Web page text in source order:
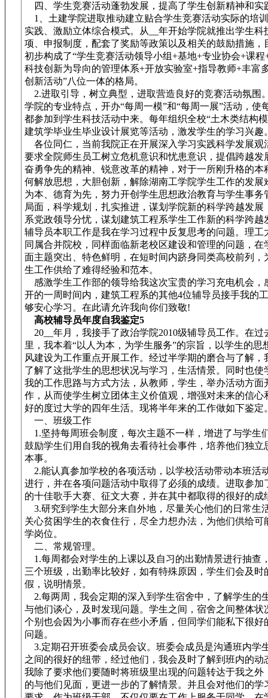
四、学生竞赛活动蓬勃发展，提高了学生创新精神和实
1、土建学院进取推动建立贴合学生竞赛活动实际的培
实践、激励立体综合模式。从__年开始学院就推出学生科
项、申报制度，配套了奖励等政策以及相关的鼓励措施，
初步构成了“学生竞赛活动领导小组+基地+专业协会+课程
科技创新为导向的管理体系+开放实验室+指导教师+丰富
创新活动”八位一体的格局。
2.进取引导，树立典型，进取营造良好的竞赛活动氛围
学院的专业特点，开办“每周一模”和“每周一展”活动，使
都参加到学生科技活动中来。每年组织全校“土木类结构
建筑学毕业生毕业设计展览等活动，激发学生的学习兴趣
各位同仁，当前我院正在开展深入学习实践科学发展观
要求全院师生员工树立危机意识和忧患意识，提倡跨越发
奋勇争先的精神、锐意改革的精神，对于一所刚升格的本
何解放思想，大胆创新，解除湖南工学院学生工作的发展
为本、德育为先，努力开创学生思想政治教育与学生事务
局面，科学规划，扎实推进，谋划学院新的科学跨越发展
系党政领导分忧，谋划建筑工程系学生工作新的科学跨越
辅导员本职工作是我在学习过程中反复思考的问题。理工
同属合并院校，同样面临新老校区建设和管理的问题，在
面主题突出、特色鲜明，在短时间内跻身同类高校前列，
生工作供给了难得经验和范本。
感激学生工作部的领导给我这次宝贵的学习充电机会，
开的一周时间内，建筑工程系的其他4位辅导员接手我的
够安心学习。在此请允许我向你们致敬!
高校辅导员年度自我鉴定5
20__年月，我接手了政治学院2010级辅导员工作。在过
里，我本着“以人为本，为学生服务”的宗旨，以学生的思
风建设为工作重点开展工作。经过半学期的磨合与了解，
了解了这批学生的思想状况与学习，生活情景。同时也使
我的工作思路与方式方法，从教师，学生，举办活动方面
作，从而使学生树立团体主义价值观，增强对未来的信心
好的度过大学的四年生活。现将半年来的工作做如下鉴定
一、班级工作
1.坚持每周班会制度，每次主题不一样，增进了与学生
鼓励学生们用自我的视角去看待社会事件，培养他们独立
本事。
2.能认真参加学校的各项活动，以学校活动带动本班活
进行，并在各项问题活动中取得了必须的成绩。进取参加
的十佳歌手大赛、征文大赛，并在其中都取得的很好的成
3.研究到学生大部分来自外地，尽量关心他们的日常生
关心贫困学生的衣食住行，尽全力想办法，为他们供给可
学岗位。
二、常规管理。
1.每周都会对学生的上课以及自习的出勤情景进行抽查
三个班级，出勤率比较好，如有特殊原因，学生们会及时
假，说明情景。
2.每两周，我会定期的深入到学生宿舍中，了解学生的
与他们谈心，及时发现问题。学生之间，宿舍之间整体状
个别也会因为小事而存在些小矛盾，但同学们能私下很好
问题。
3.定期召开班委会成员会议。班委会成员是沟通班内学
之间的很好的纽带，经过他们，我会及时了解到班内的动
我除了要求他们要随时将班级里出现的问题转达于我之外
的与他们见面，更进一步的了解情景。并且会对他们的学